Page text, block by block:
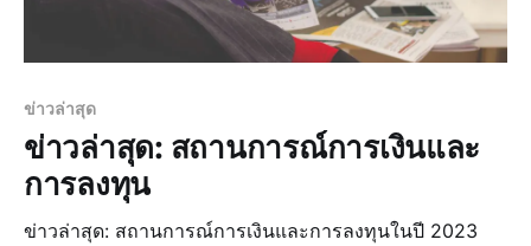
ข่าวล่าสุด
ข่าวล่าสุด: สถานการณ์การเงินและ
การลงทุน
ข่าวล่าสุด: สถานการณ์การเงินและการลงทุนในปี 2023